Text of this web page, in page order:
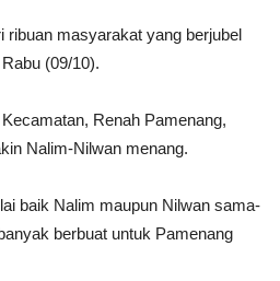
ribuan masyarakat yang berjubel
(09/10).
Renah Pamenang,
Nalim-Nilwan menang.
baik Nalim maupun Nilwan sama-
berbuat untuk Pamenang